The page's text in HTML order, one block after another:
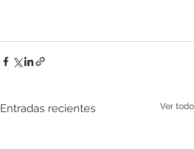
Entradas recientes Ver todo